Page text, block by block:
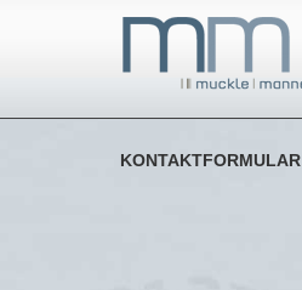
KONTAKTFORMULAR